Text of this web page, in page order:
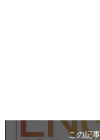
この記